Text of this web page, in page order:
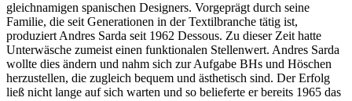
gleichnamigen spanischen Designers. Vorgeprägt durch seine
Familie, die seit Generationen in der Textilbranche tätig ist,
produziert Andres Sarda seit 1962 Dessous. Zu dieser Zeit hatte
Unterwäsche zumeist einen funktionalen Stellenwert. Andres Sarda
wollte dies ändern und nahm sich zur Aufgabe BHs und Höschen
herzustellen, die zugleich bequem und ästhetisch sind. Der Erfolg
ließ nicht lange auf sich warten und so belieferte er bereits 1965 das